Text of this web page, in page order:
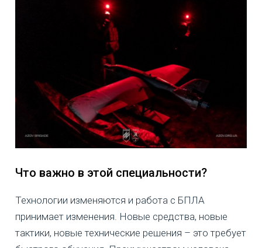
Что важно в этой специальности?
Технологии изменяются и работа с БПЛА
принимает изменения. Новые средства, новые
тактики, новые технические решения – это требует